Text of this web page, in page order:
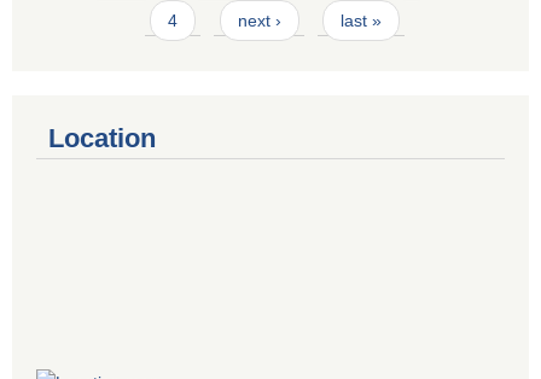
4 next › last »
Location